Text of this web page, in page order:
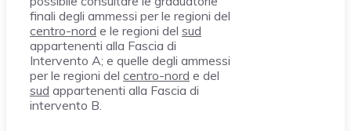
finali degli ammessi per le regioni del
centro-nord e le regioni del sud
appartenenti alla Fascia di
Intervento A; e quelle degli ammessi
per le regioni del centro-nord e del
sud appartenenti alla Fascia di
intervento B.